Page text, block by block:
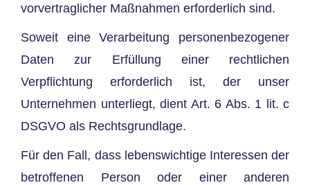
vorvertraglicher Maßnahmen erforderlich sind.
Soweit eine Verarbeitung personenbezogener
Daten zur Erfüllung einer rechtlichen
Verpflichtung erforderlich ist, der unser
Unternehmen unterliegt, dient Art. 6 Abs. 1 lit. c
DSGVO als Rechtsgrundlage.
Für den Fall, dass lebenswichtige Interessen der
betroffenen Person oder einer anderen